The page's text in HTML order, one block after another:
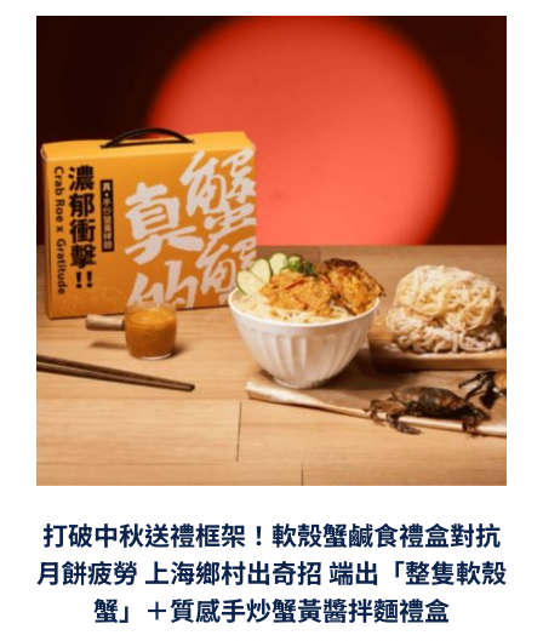
打破中秋送禮框架！軟殼蟹鹹食禮盒對抗
月餅疲勞 上海鄉村出奇招 端出「整隻軟殼
蟹」＋質感手炒蟹黃醬拌麵禮盒